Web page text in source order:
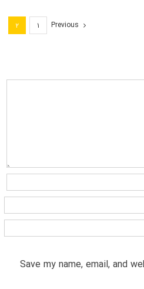
Previous ۱ ۲
Save my name, email, and